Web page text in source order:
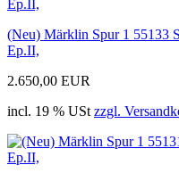
(Neu) Märklin Spur 1 55133
Ep.II,
2.650,00 EUR
incl. 19 % USt zzgl.